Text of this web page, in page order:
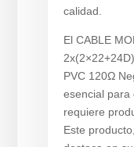
calidad.
El CABLE
PVC 120Ω
esencial para
requiere
Este